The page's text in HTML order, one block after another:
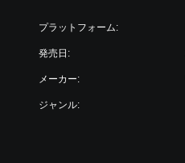
プラットフォーム:
発売日:
メーカー:
ジャンル: